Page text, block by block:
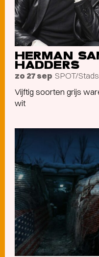
HERMAN
HADDERS
zo 27 sep SPOT/
Vijftig soorten grijs
wit